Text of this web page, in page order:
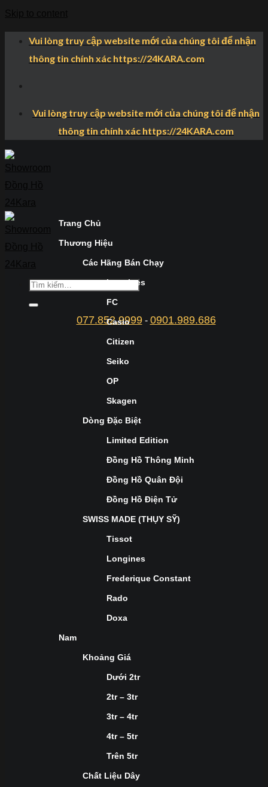
Vui lòng truy cập website mới của chúng tôi để nhận
thông tin chính xác https://24KARA.com
Vui lòng truy cập website mới của chúng tôi để nhận
thông tin chính xác https://24KARA.com
077.852.9999- 0901.989.686
Trang Chủ
Thương Hiệu
Các Hãng Bán Chạy
Longines
FC
Casio
Citizen
Seiko
OP
Skagen
Dòng Đặc Biệt
Limited Edition
Đồng Hồ Thông Minh
Đồng Hồ Quân Đội
Đồng Hồ Điện Tử
SWISS MADE (THỤY SỸ)
Tissot
Longines
Frederique Constant
Rado
Doxa
Nam
Khoảng Giá
Dưới 2tr
2tr – 3tr
3tr – 4tr
4tr – 5tr
Trên 5tr
Chất Liệu Dây